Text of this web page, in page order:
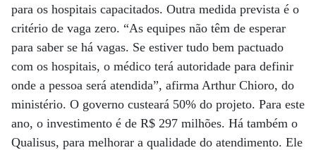
para os hospitais capacitados. Outra medida prevista é o
critério de vaga zero. “As equipes não têm de esperar
para saber se há vagas. Se estiver tudo bem pactuado
com os hospitais, o médico terá autoridade para definir
onde a pessoa será atendida”, afirma Arthur Chioro, do
ministério. O governo custeará 50% do projeto. Para este
ano, o investimento é de R$ 297 milhões. Há também o
Qualisus, para melhorar a qualidade do atendimento. Ele